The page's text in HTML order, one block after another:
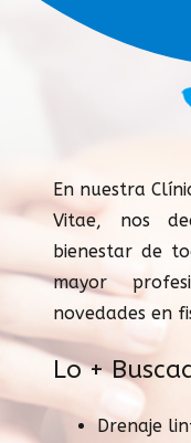
En nuestra
Vitae, nos
bienestar de
mayor
novedades en
Lo +
Drenaje